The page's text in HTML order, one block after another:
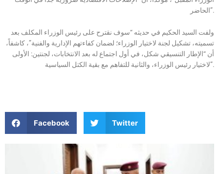
الحاضر”.
ولفت السيد الحكيم في حديثه “سوف نقترح على رئيس الوزراء المكلف بعد
تسميته، تشكيل لجنة لاختيار الوزراء؛ لضمان كفاءتهم الإدارية والفنية”، كاشفاً،
أن “الإطار التنسيقي شكل، في أول اجتماع له بعد الانتخابات، لجنتين: الأولى
لاختيار رئيس الوزراء، والثانية للتفاهم مع بقية الكتل السياسية”.
Facebook Twitter